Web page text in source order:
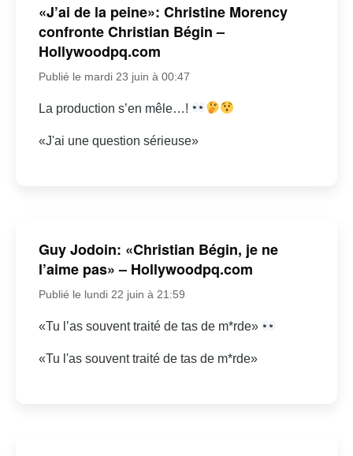
«J’ai de la peine»: Christine Morency
confronte Christian Bégin –
Hollywoodpq.com
Publié le mardi 23 juin à 00:47
La production s’en mêle…!
«J'ai une question sérieuse»
Guy Jodoin: «Christian Bégin, je ne
l’aime pas» – Hollywoodpq.com
Publié le lundi 22 juin à 21:59
«Tu l’as souvent traité de tas de m*rde»
«Tu l'as souvent traité de tas de m*rde»